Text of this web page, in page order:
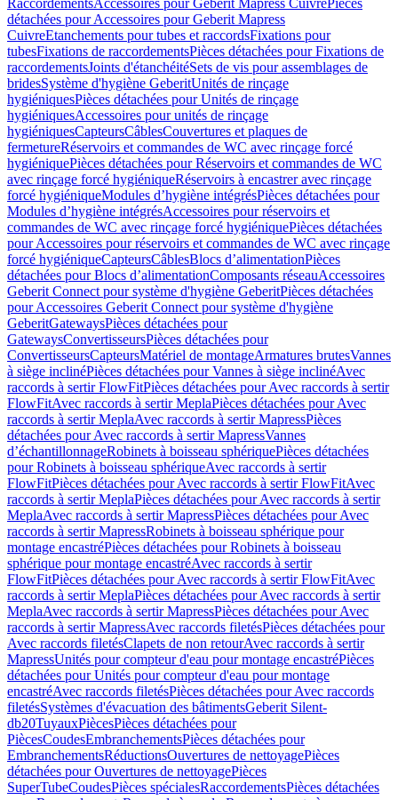
RaccordementsAccessoires pour Geberit Mapress CuivrePièces
détachées pour Accessoires pour Geberit Mapress
CuivreEtanchements pour tubes et raccordsFixations pour
tubesFixations de raccordementsPièces détachées pour Fixations de
raccordementsJoints d'étanchéitéSets de vis pour assemblages de
bridesSystème d'hygiène GeberitUnités de rinçage
hygiéniquesPièces détachées pour Unités de rinçage
hygiéniquesAccessoires pour unités de rinçage
hygiéniquesCapteursCâblesCouvertures et plaques de
fermetureRéservoirs et commandes de WC avec rinçage forcé
hygiéniquePièces détachées pour Réservoirs et commandes de WC
avec rinçage forcé hygiéniqueRéservoirs à encastrer avec rinçage
forcé hygiéniqueModules d’hygiène intégrésPièces détachées pour
Modules d’hygiène intégrésAccessoires pour réservoirs et
commandes de WC avec rinçage forcé hygiéniquePièces détachées
pour Accessoires pour réservoirs et commandes de WC avec rinçage
forcé hygiéniqueCapteursCâblesBlocs d’alimentationPièces
détachées pour Blocs d’alimentationComposants réseauAccessoires
Geberit Connect pour système d'hygiène GeberitPièces détachées
pour Accessoires Geberit Connect pour système d'hygiène
GeberitGatewaysPièces détachées pour
GatewaysConvertisseursPièces détachées pour
ConvertisseursCapteursMatériel de montageArmatures brutesVannes
à siège inclinéPièces détachées pour Vannes à siège inclinéAvec
raccords à sertir FlowFitPièces détachées pour Avec raccords à sertir
FlowFitAvec raccords à sertir MeplaPièces détachées pour Avec
raccords à sertir MeplaAvec raccords à sertir MapressPièces
détachées pour Avec raccords à sertir MapressVannes
d’échantillonnageRobinets à boisseau sphériquePièces détachées
pour Robinets à boisseau sphériqueAvec raccords à sertir
FlowFitPièces détachées pour Avec raccords à sertir FlowFitAvec
raccords à sertir MeplaPièces détachées pour Avec raccords à sertir
MeplaAvec raccords à sertir MapressPièces détachées pour Avec
raccords à sertir MapressRobinets à boisseau sphérique pour
montage encastréPièces détachées pour Robinets à boisseau
sphérique pour montage encastréAvec raccords à sertir
FlowFitPièces détachées pour Avec raccords à sertir FlowFitAvec
raccords à sertir MeplaPièces détachées pour Avec raccords à sertir
MeplaAvec raccords à sertir MapressPièces détachées pour Avec
raccords à sertir MapressAvec raccords filetésPièces détachées pour
Avec raccords filetésClapets de non retourAvec raccords à sertir
MapressUnités pour compteur d'eau pour montage encastréPièces
détachées pour Unités pour compteur d'eau pour montage
encastréAvec raccords filetésPièces détachées pour Avec raccords
filetésSystèmes d'évacuation des bâtimentsGeberit Silent-
db20TuyauxPiècesPièces détachées pour
PiècesCoudesEmbranchementsPièces détachées pour
EmbranchementsRéductionsOuvertures de nettoyagePièces
détachées pour Ouvertures de nettoyagePièces
SuperTubeCoudesPièces spécialesRaccordementsPièces détachées